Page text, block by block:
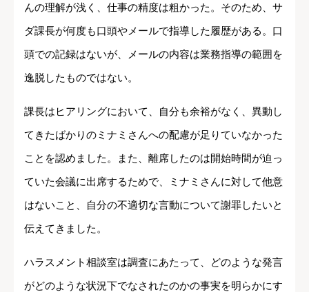
んの理解が浅く、仕事の精度は粗かった。そのため、サ
ダ課長が何度も口頭やメールで指導した履歴がある。口
頭での記録はないが、メールの内容は業務指導の範囲を
逸脱したものではない。
課長はヒアリングにおいて、自分も余裕がなく、異動し
てきたばかりのミナミさんへの配慮が足りていなかった
ことを認めました。また、離席したのは開始時間が迫っ
ていた会議に出席するためで、ミナミさんに対して他意
はないこと、自分の不適切な言動について謝罪したいと
伝えてきました。
ハラスメント相談室は調査にあたって、どのような発言
がどのような状況下でなされたのかの事実を明らかにす